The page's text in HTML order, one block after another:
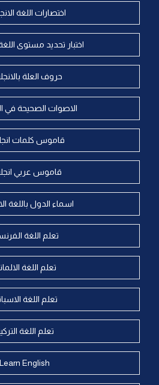
اختصارات اللغة
اختبار تحديد مستوى اللغة
حروف العلة
الاصوات الصحيحة في
قاموس كلمات
قاموس عربي
اسماء الدول باللغة
تعلم اللغة
تعلم اللغة
تعلم اللغة
تعلم اللغة
Learn English